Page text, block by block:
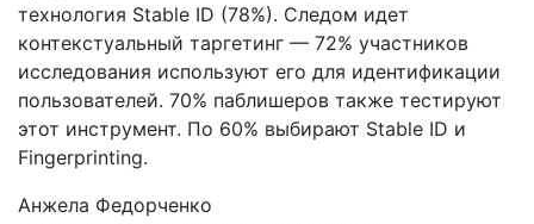
технология Stable ID (78%). Следом идет
контекстуальный таргетинг — 72% участников
исследования используют его для идентификации
пользователей. 70% паблишеров также тестируют
этот инструмент. По 60% выбирают Stable ID и
Fingerprinting.
Анжела Федорченко